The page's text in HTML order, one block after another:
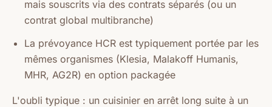
mais souscrits via des contrats séparés (ou un
contrat global multibranche)
La prévoyance HCR est typiquement portée par les
mêmes organismes (Klesia, Malakoff Humanis,
MHR, AG2R) en option packagée
L'oubli typique : un cuisinier en arrêt long suite à un